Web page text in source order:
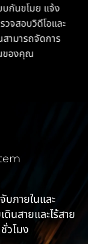
บกันขโมย แจ้ง
วจสอบวิดีโอและ
สามารถจัดการ
ของคุณ
ภายในและ
นสายและไร้สาย
วโมง